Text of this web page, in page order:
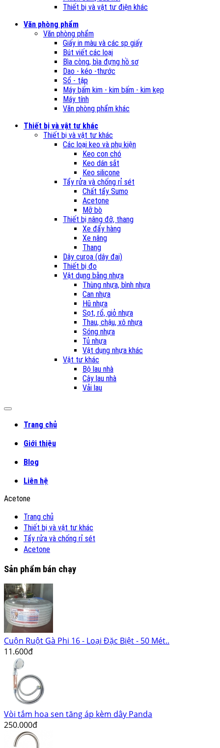
Thiết bị và vật tư điện khác
Văn phòng phẩm
Văn phòng phẩm
Giấy in màu và các sp giấy
Bút viết các loại
Bìa còng, bìa đựng hồ sơ
Dao - kéo -thước
Sổ - tập
Máy bấm kim - kim bấm - kim kẹp
Máy tính
Văn phòng phẩm khác
Thiết bị và vật tư khác
Thiết bị và vật tư khác
Các loại keo và phụ kiện
Keo con chó
Keo dán sắt
Keo silicone
Tẩy rửa và chống rỉ sét
Chất tẩy Sumo
Acetone
Mỡ bò
Thiết bị nâng đỡ, thang
Xe đẩy hàng
Xe nâng
Thang
Dây curoa (dây đai)
Thiết bị đo
Vật dụng bằng nhựa
Thùng nhựa, bình nhựa
Can nhựa
Hũ nhựa
Sọt, rổ, giỏ nhựa
Thau, chậu, xô nhựa
Sóng nhựa
Tủ nhựa
Vật dụng nhựa khác
Vật tư khác
Bộ lau nhà
Cây lau nhà
Vải lau
Trang chủ
Giới thiệu
Blog
Liên hệ
Acetone
Trang chủ
Thiết bị và vật tư khác
Tẩy rửa và chống rỉ sét
Acetone
Sản phẩm bán chạy
Cuộn Ruột Gà Phi 16 - Loại Đặc Biệt - 50 Mét..
11.600đ
Vòi tắm hoa sen tăng áp kèm dây Panda
250.000đ